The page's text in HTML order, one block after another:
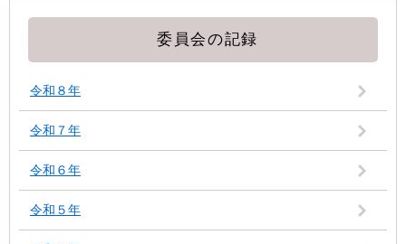
委員会の記録
令和８年
令和７年
令和６年
令和５年